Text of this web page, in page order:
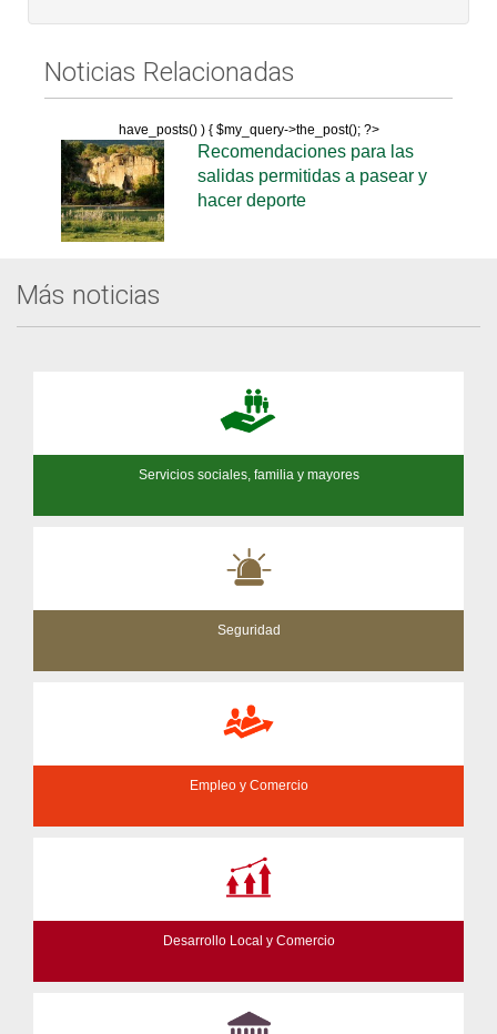
Noticias Relacionadas
have_posts() ) { $my_query->the_post(); ?>
Recomendaciones para las
salidas permitidas a pasear y
hacer deporte
Más noticias
Servicios sociales, familia y mayores
Seguridad
Empleo y Comercio
Desarrollo Local y Comercio